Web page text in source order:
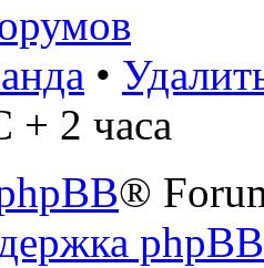
•
+ 2 часа
®
phpBB